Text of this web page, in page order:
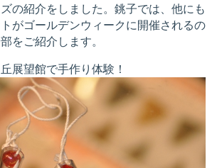
の紹介をしました。銚子では、他にも
がゴールデンウィークに開催されるの
をご紹介します。
展望館で手作り体験！